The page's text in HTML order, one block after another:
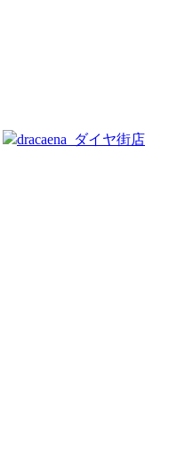
dracaena_ダイヤ街店